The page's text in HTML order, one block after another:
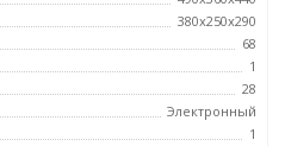
380x250x290
68
1
28
Электронный
1